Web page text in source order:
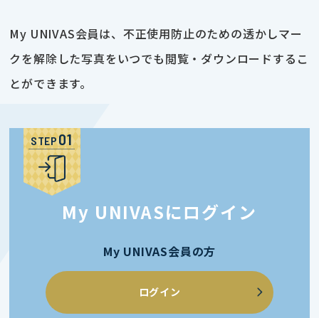
My UNIVAS会員は、不正使用防止のための透かしマー
クを解除した写真をいつでも閲覧・ダウンロードするこ
とができます。
STEP
My UNIVASにログイン
My UNIVAS会員の方
ログイン